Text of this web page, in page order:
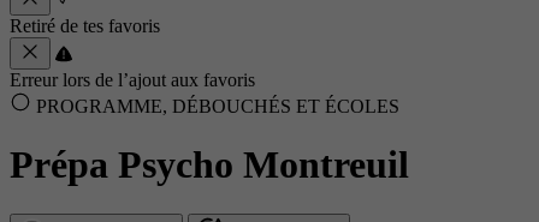
Retiré de tes favoris
Erreur lors de l’ajout aux favoris
PROGRAMME, DÉBOUCHÉS ET ÉCOLES
Prépa Psycho Montreuil